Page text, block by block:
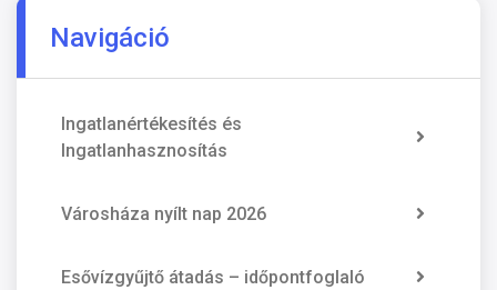
Navigáció
Ingatlanértékesítés és
Ingatlanhasznosítás
Városháza nyílt nap 2026
Esővízgyűjtő átadás – időpontfoglaló